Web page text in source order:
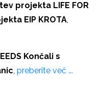
projekta LIFE FOR
EIP KROTA,
Končali s
, preberite več ...